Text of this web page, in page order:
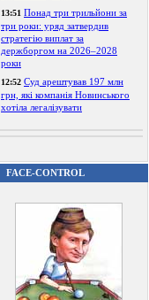
13:51 Понад три трильйони за
три роки: уряд затвердив
стратегію виплат за
держборгом на 2026–2028
роки
12:52 Суд арештував 197 млн
грн, які компанія Новинського
хотіла легалізувати
FACE-CONTROL